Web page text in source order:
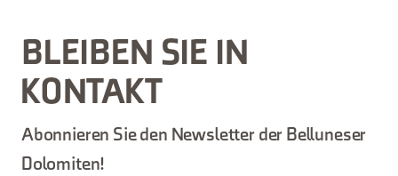
BLEIBEN SIE IN
KONTAKT
Abonnieren Sie den Newsletter der Belluneser
Dolomiten!